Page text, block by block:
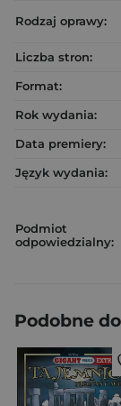
Rodzaj oprawy:
Liczba stron:
Format:
Rok wydania:
Data premiery:
Język wydania:
Podmiot
odpowiedzialny:
Podobne